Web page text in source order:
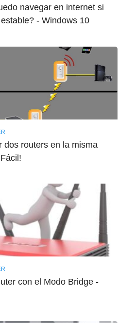
navegar en internet si
- Windows 10
dos routers en la misma
con el Modo Bridge -